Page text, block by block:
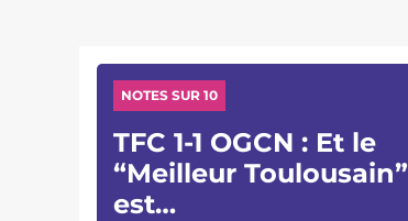
NOTES SUR 10
TFC 1-1 OGCN : Et le
“Meilleur Toulousain”
est…